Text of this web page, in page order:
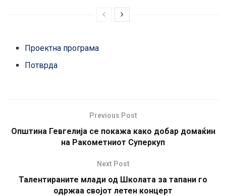
Проектна програма
Потврда
Previous Post
Општина Гевгелија се покажа како добар домаќин
на Ракометниот Суперкуп
Next Post
Талентираните млади од Школата за тапани го
одржаа својот летен концерт